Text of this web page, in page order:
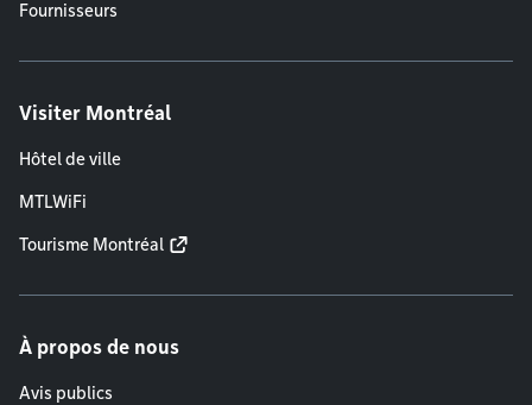
Fournisseurs
Visiter Montréal
Hôtel de ville
MTLWiFi
Tourisme Montréal
À propos de nous
Avis publics